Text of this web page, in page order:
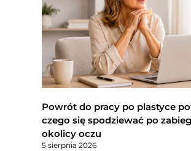
Powrót do pracy po plastyce
czego się spodziewać po
okolicy oczu
5 sierpnia 2026